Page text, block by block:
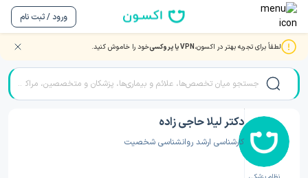
ورود / ثبت نام
لطفاً برای تجربه بهتر در اکسون،VPN یا پروکسی خود را خاموش کنید. صفحه اصلی/دکتر روانشناسی/دکتر لیلا حاجی زاده
دکتر لیلا حاجی زاده
کارشناسی ارشد روانشناسی شخصیت